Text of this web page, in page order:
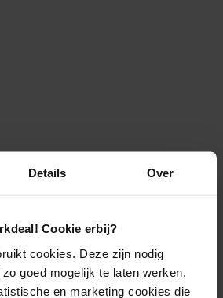
Details Over
Cookie erbij?
cookies. Deze zijn nodig
goed mogelijk te laten werken.
en marketing cookies die